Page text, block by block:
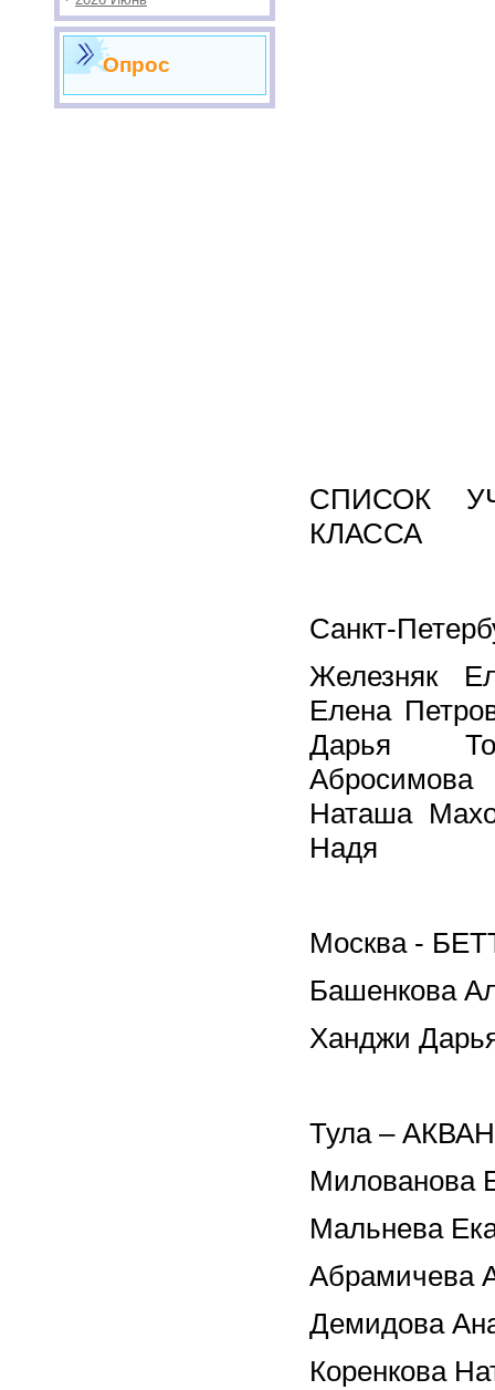
Опрос
СПИСОК
КЛАССА
Санкт-
Железняк
Елена
Дарья
Наташа
Надя
Москва -
Башенкова
Ханджи
Тула –
Милованова
Мальнева
Абрамичева
Демидова
Коренкова